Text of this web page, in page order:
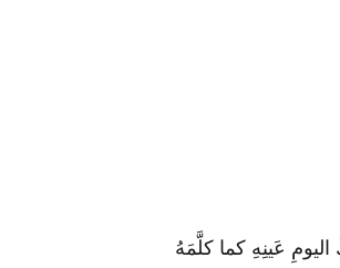
عَينِهِ كما كلَّمَهُ